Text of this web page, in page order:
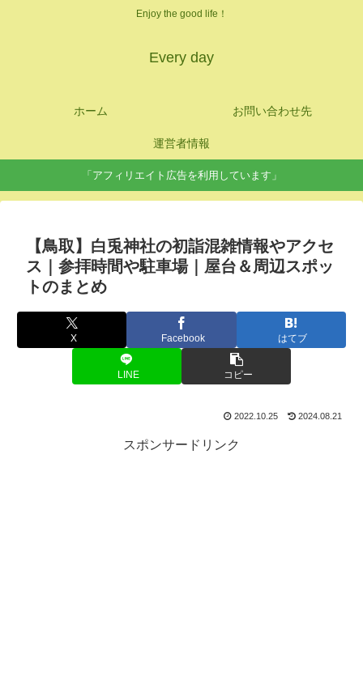
Enjoy the good life！
Every day
ホーム お問い合わせ先
運営者情報
「アフィリエイト広告を利用しています」
【鳥取】白兎神社の初詣混雑情報やアクセ
ス｜参拝時間や駐車場｜屋台＆周辺スポッ
トのまとめ
X Facebook はてブ
LINE コピー
2022.10.25 2024.08.21
スポンサードリンク